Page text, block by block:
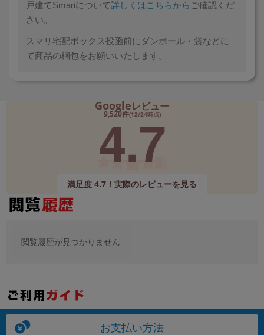
戸建てSmariについて詳しくはこちらから ご確認くだ
さい。
スマリ宅配ボックス投函前にダンボール・袋などに
て商品の梱包をお願いいたします。
Googleレビュー
9,520件(12/24時点)
4.7
満足度 4.7！実際のレビューを見る
閲覧履歴が見つかりません
お支払い方法